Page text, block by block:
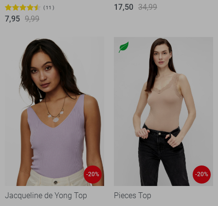
11
7,95 9,99
17,50 34,99
-20%
Jacqueline de Yong Top
-20%
Pieces Top